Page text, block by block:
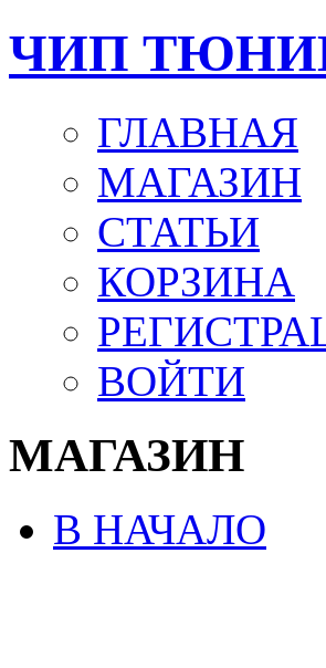
ЧИП
ГЛАВНАЯ
МАГАЗИН
СТАТЬИ
КОРЗИНА
ВОЙТИ
МАГАЗИН
В НАЧАЛО